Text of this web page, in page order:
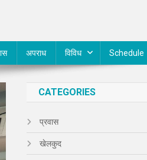
अपराध विविध Schedule
CATEGORIES
प्रवास
खेलकुद